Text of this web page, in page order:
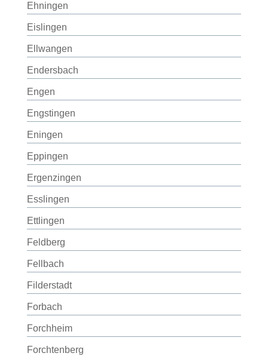
Ehningen
Eislingen
Ellwangen
Endersbach
Engen
Engstingen
Eningen
Eppingen
Ergenzingen
Esslingen
Ettlingen
Feldberg
Fellbach
Filderstadt
Forbach
Forchheim
Forchtenberg